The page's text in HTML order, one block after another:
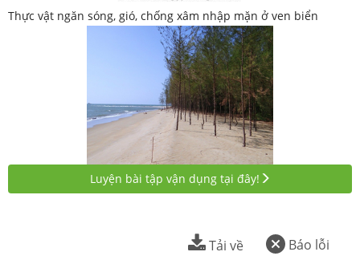
Thực vật ngăn sóng, gió, chống xâm nhập mặn ở ven biển
Luyện bài tập vận dụng tại đây!
Báo lỗi
Tải về